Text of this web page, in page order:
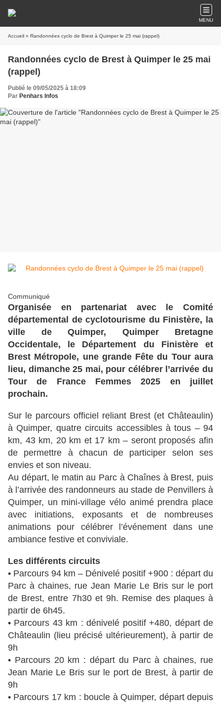
MENU
Accueil » Randonnées cyclo de Brest à Quimper le 25 mai (rappel)
Randonnées cyclo de Brest à Quimper le 25 mai
(rappel)
Publié le 09/05/2025 à 18:09
Par Penhars Infos
Communiqué
Organisée en partenariat avec le Comité
départemental de cyclotourisme du Finistère, la
ville de Quimper, Quimper Bretagne
Occidentale, le Département du Finistère et
Brest Métropole, une grande Fête du Tour aura
lieu, dimanche 25 mai, pour célébrer l’arrivée du
Tour de France Femmes 2025 en juillet
prochain.
Sur le parcours officiel reliant Brest (et Châteaulin)
à Quimper, quatre circuits accessibles à tous – 94
km, 43 km, 20 km et 17 km – seront proposés afin
de permettre à chacun de participer selon ses
envies et son niveau.
Au départ, le matin au Parc à Chaînes à Brest, puis
à l’arrivée des randonneurs au stade de Penvillers à
Quimper, un mini-village vélo animé prendra place
avec initiations, exposants et de nombreuses
animations pour célébrer l’événement dans une
ambiance festive et conviviale.
Les différents circuits
• Parcours 94 km – Dénivelé positif +900 : départ du
Parc à chaines, rue Jean Marie Le Bris sur le port
de Brest, entre 7h30 et 9h. Remise des plaques à
partir de 6h45.
• Parcours 43 km : dénivelé positif +480, départ de
Châteaulin (lieu précisé ultérieurement), à partir de
9h
• Parcours 20 km : départ du Parc à chaines, rue
Jean Marie Le Bris sur le port de Brest, à partir de
9h
• Parcours 17 km : boucle à Quimper, départ depuis